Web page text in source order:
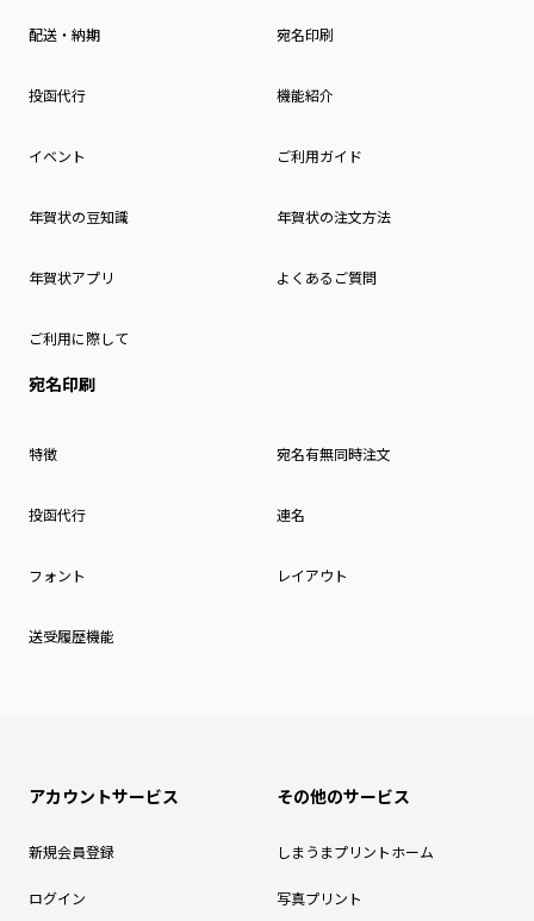
配送・納期 宛名印刷
投函代行 機能紹介
イベント ご利用ガイド
年賀状の豆知識 年賀状の注文方法
年賀状アプリ よくあるご質問
ご利用に際して
宛名印刷
特徴 宛名有無同時注文
投函代行 連名
フォント レイアウト
送受履歴機能
アカウントサービス
新規会員登録
ログイン
その他のサービス
しまうまプリントホーム
写真プリント